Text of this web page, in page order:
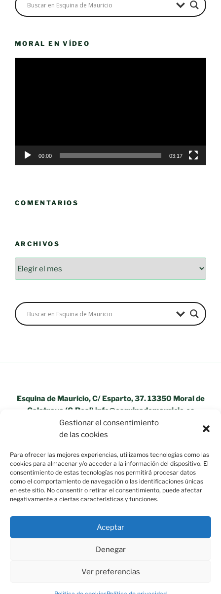
Gestionar el consentimiento
de las cookies
Para ofrecer las mejores experiencias, utilizamos tecnologías como las
cookies para almacenar y/o acceder a la información del dispositivo. El
consentimiento de estas tecnologías nos permitirá procesar datos
como el comportamiento de navegación o las identificaciones únicas
en este sitio. No consentir o retirar el consentimiento, puede afectar
negativamente a ciertas características y funciones.
Aceptar
Denegar
Ver preferencias
MORAL EN VÍDEO
00:00 03:17
COMENTARIOS
ARCHIVOS
Esquina de Mauricio, C/ Esparto, 37. 13350 Moral de
Calatrava (C.Real) info@esquinademauricio.es
«Aviso Legal»